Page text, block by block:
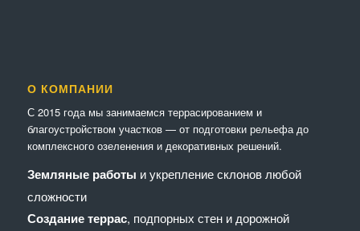
О КОМПАНИИ
С 2015 года мы занимаемся террасированием и
благоустройством участков — от подготовки рельефа до
комплексного озеленения и декоративных решений.
Земляные работы и укрепление склонов любой
сложности
Создание террас, подпорных стен и дорожной